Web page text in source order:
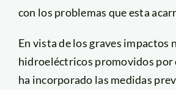
con los problemas que esta
En vista de los graves
hidroeléctricos promovidos por
ha incorporado las medidas